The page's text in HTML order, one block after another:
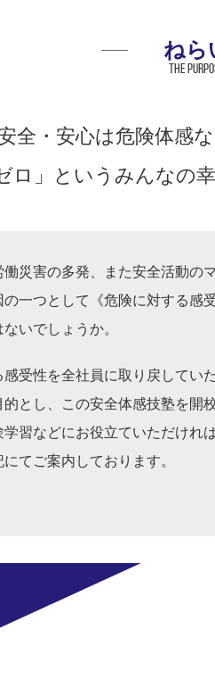
ねら
The
全・安心は危険体感
ロ」というみんなの
災害の多発、また安全活動の
一つとして《危険に対する感
いでしょうか。
受性を全社員に取り戻してい
とし、この安全体感技塾を開
習などにお役立ていただけれ
てご案内しております。